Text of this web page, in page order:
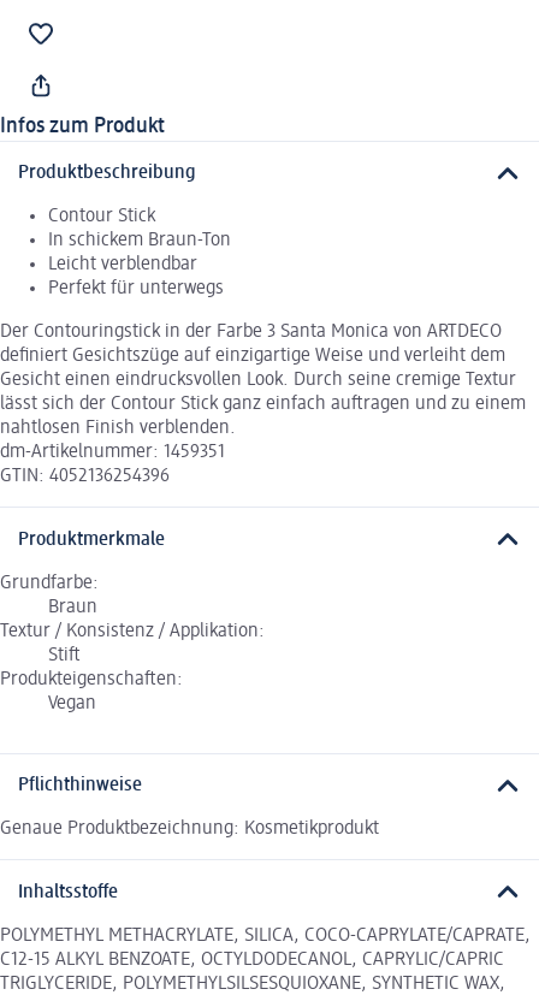
Infos zum Produkt
Produktbeschreibung
Contour Stick
In schickem Braun-Ton
Leicht verblendbar
Perfekt für unterwegs
Der Contouringstick in der Farbe 3 Santa Monica von ARTDECO
definiert Gesichtszüge auf einzigartige Weise und verleiht dem
Gesicht einen eindrucksvollen Look. Durch seine cremige Textur
lässt sich der Contour Stick ganz einfach auftragen und zu einem
nahtlosen Finish verblenden.
dm-Artikelnummer: 1459351
GTIN: 4052136254396
Produktmerkmale
Grundfarbe:
Braun
Textur / Konsistenz / Applikation:
Stift
Produkteigenschaften:
Vegan
Pflichthinweise
Genaue Produktbezeichnung: Kosmetikprodukt
Inhaltsstoffe
POLYMETHYL METHACRYLATE, SILICA, COCO-CAPRYLATE/CAPRATE,
C12-15 ALKYL BENZOATE, OCTYLDODECANOL, CAPRYLIC/CAPRIC
TRIGLYCERIDE, POLYMETHYLSILSESQUIOXANE, SYNTHETIC WAX,